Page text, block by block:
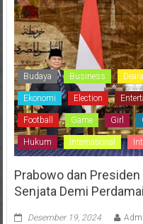
Budaya Business
Ekonomi Election
Football Game Girl
Hukum International
Prabowo dan
Senjata Demi
Desember 19, 2024